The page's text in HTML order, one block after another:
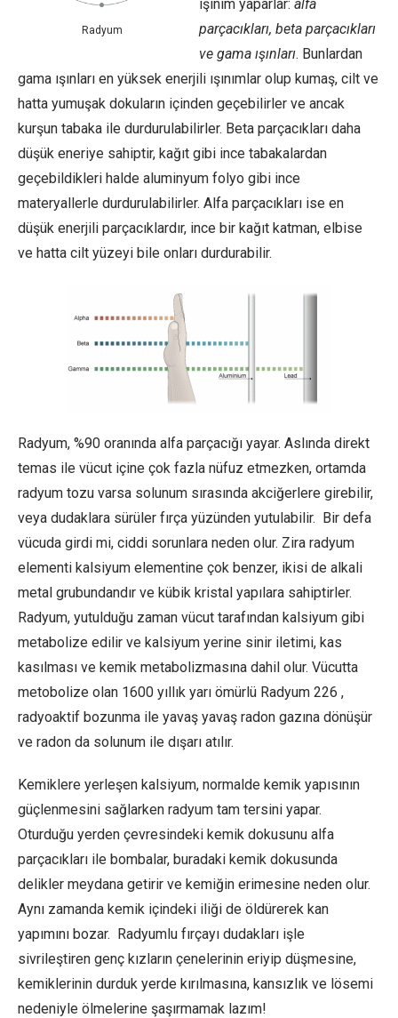
Radyum
ışınım yaparlar: alfa
parçacıkları, beta parçacıkları
ve gama ışınları. Bunlardan
gama ışınları en yüksek enerjili ışınımlar olup kumaş, cilt ve
hatta yumuşak dokuların içinden geçebilirler ve ancak
kurşun tabaka ile durdurulabilirler. Beta parçacıkları daha
düşük eneriye sahiptir, kağıt gibi ince tabakalardan
geçebildikleri halde aluminyum folyo gibi ince
materyallerle durdurulabilirler. Alfa parçacıkları ise en
düşük enerjili parçacıklardır, ince bir kağıt katman, elbise
ve hatta cilt yüzeyi bile onları durdurabilir.
Radyum, %90 oranında alfa parçacığı yayar. Aslında direkt
temas ile vücut içine çok fazla nüfuz etmezken, ortamda
radyum tozu varsa solunum sırasında akciğerlere girebilir,
veya dudaklara sürüler fırça yüzünden yutulabilir. Bir defa
vücuda girdi mi, ciddi sorunlara neden olur. Zira radyum
elementi kalsiyum elementine çok benzer, ikisi de alkali
metal grubundandır ve kübik kristal yapılara sahiptirler.
Radyum, yutulduğu zaman vücut tarafından kalsiyum gibi
metabolize edilir ve kalsiyum yerine sinir iletimi, kas
kasılması ve kemik metabolizmasına dahil olur. Vücutta
metobolize olan 1600 yıllık yarı ömürlü Radyum 226 ,
radyoaktif bozunma ile yavaş yavaş radon gazına dönüşür
ve radon da solunum ile dışarı atılır.
Kemiklere yerleşen kalsiyum, normalde kemik yapısının
güçlenmesini sağlarken radyum tam tersini yapar.
Oturduğu yerden çevresindeki kemik dokusunu alfa
parçacıkları ile bombalar, buradaki kemik dokusunda
delikler meydana getirir ve kemiğin erimesine neden olur.
Aynı zamanda kemik içindeki iliği de öldürerek kan
yapımını bozar. Radyumlu fırçayı dudakları işle
sivrileştiren genç kızların çenelerinin eriyip düşmesine,
kemiklerinin durduk yerde kırılmasına, kansızlık ve lösemi
nedeniyle ölmelerine şaşırmamak lazım!